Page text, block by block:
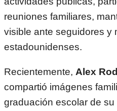
reuniones familiares,
visible ante seguidores y
estadounidenses.
Recientemente, Alex
compartió imágenes
graduación escolar de su